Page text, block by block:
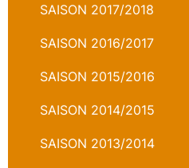
SAISON 2017/2018
SAISON 2016/2017
SAISON 2015/2016
SAISON 2014/2015
SAISON 2013/2014